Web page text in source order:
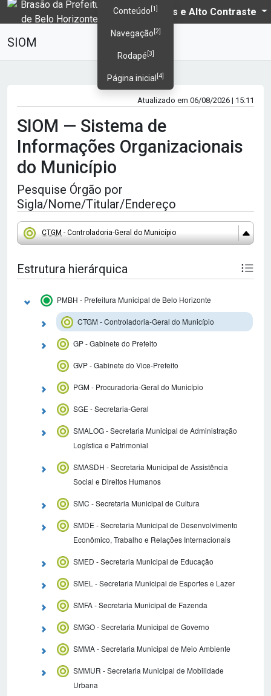
Conteúdo [1]
Navegação [2]
Rodapé [3]
Página inicial [4]
PBH Temas e Alto Contraste
SIOM
Atualizado em 06/08/2026 | 15:11
SIOM — Sistema de
Informações Organizacionais
do Município
Pesquise Órgão por
Sigla/Nome/Titular/Endereço
CTGM - Controladoria-Geral do Município
Estrutura hierárquica
PMBH - Prefeitura Municipal de Belo Horizonte
CTGM - Controladoria-Geral do Município
GP - Gabinete do Prefeito
GVP - Gabinete do Vice-Prefeito
PGM - Procuradoria-Geral do Município
SGE - Secretaria-Geral
SMALOG - Secretaria Municipal de Administração
Logística e Patrimonial
SMASDH - Secretaria Municipal de Assistência
Social e Direitos Humanos
SMC - Secretaria Municipal de Cultura
SMDE - Secretaria Municipal de Desenvolvimento
Econômico, Trabalho e Relações Internacionais
SMED - Secretaria Municipal de Educação
SMEL - Secretaria Municipal de Esportes e Lazer
SMFA - Secretaria Municipal de Fazenda
SMGO - Secretaria Municipal de Governo
SMMA - Secretaria Municipal de Meio Ambiente
SMMUR - Secretaria Municipal de Mobilidade
Urbana